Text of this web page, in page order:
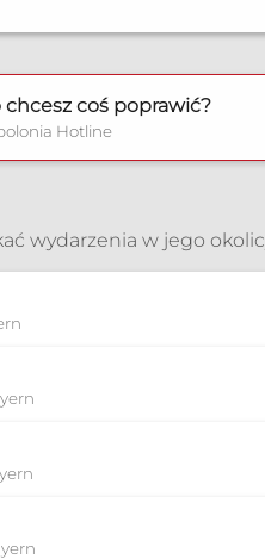
chcesz coś poprawić?
Hotline
wydarzenia w jego